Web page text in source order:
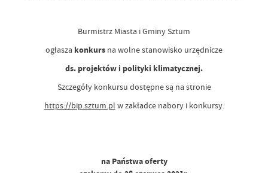
Burmistrz Miasta i Gminy Sztum
ogłasza konkurs na wolne stanowisko urzędnicze
ds. projektów i polityki klimatycznej.
Szczegóły konkursu dostępne są na stronie
https://bip.sztum.pl w zakładce nabory i konkursy.
na Państwa oferty